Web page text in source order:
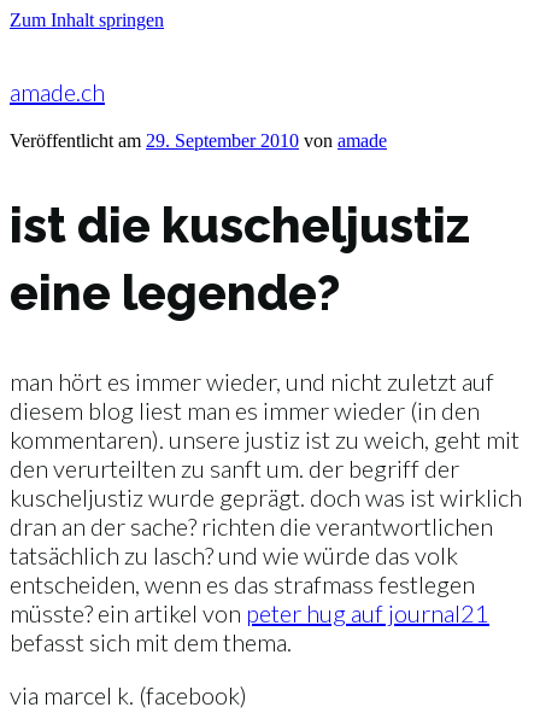
Zum Inhalt springen
amade.ch
Veröffentlicht am 29. September 2010 von amade
ist die kuscheljustiz
eine legende?
man hört es immer wieder, und nicht zuletzt auf
diesem blog liest man es immer wieder (in den
kommentaren). unsere justiz ist zu weich, geht mit
den verurteilten zu sanft um. der begriff der
kuscheljustiz wurde geprägt. doch was ist wirklich
dran an der sache? richten die verantwortlichen
tatsächlich zu lasch? und wie würde das volk
entscheiden, wenn es das strafmass festlegen
müsste? ein artikel von peter hug auf journal21
befasst sich mit dem thema.
via marcel k. (facebook)